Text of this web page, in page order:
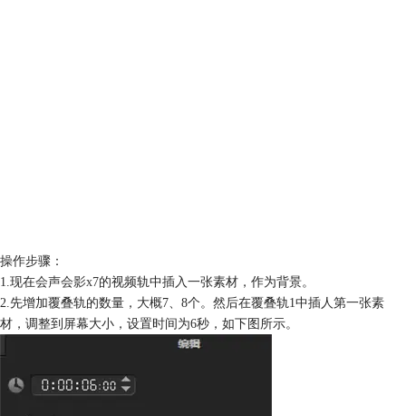
操作步骤：
1.现在会声会影x7的视频轨中插入一张素材，作为背景。
2.先增加覆叠轨的数量，大概7、8个。然后在覆叠轨1中插人第一张素
材，调整到屏幕大小，设置时间为6秒，如下图所示。